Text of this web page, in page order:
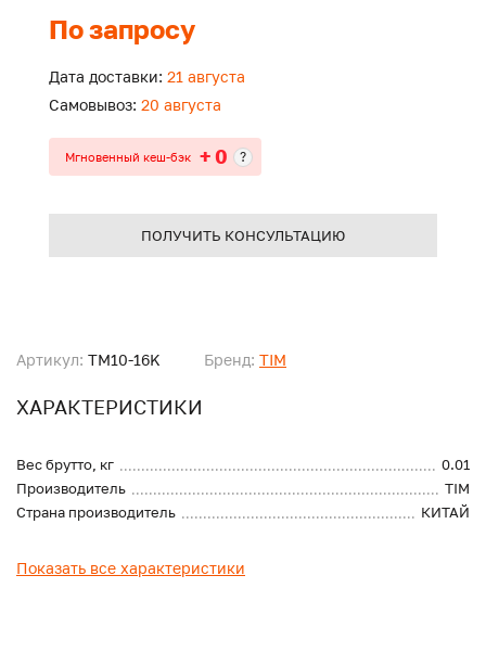
Артикул: TM10-16K Бренд: TIM
ХАРАКТЕРИСТИКИ
Вес брутто, кг
0.01
Производитель
TIM
Страна производитель
КИТАЙ
Показать все характеристики
По запросу
Дата доставки: 21 августа
Самовывоз: 20 августа
Мгновенный кеш-бэк + 0 ?
ПОЛУЧИТЬ КОНСУЛЬТАЦИЮ